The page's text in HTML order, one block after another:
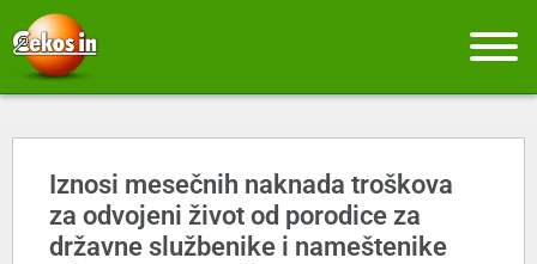
Iznosi mesečnih naknada troškova
za odvojeni život od porodice za
državne službenike i nameštenike